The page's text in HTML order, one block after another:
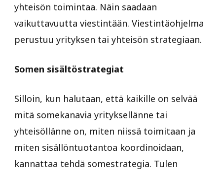
yhteisön toimintaa. Näin saadaan
vaikuttavuutta viestintään. Viestintäohjelma
perustuu yrityksen tai yhteisön strategiaan.
Somen sisältöstrategiat
Silloin, kun halutaan, että kaikille on selvää
mitä somekanavia yrityksellänne tai
yhteisöllänne on, miten niissä toimitaan ja
miten sisällöntuotantoa koordinoidaan,
kannattaa tehdä somestrategia. Tulen